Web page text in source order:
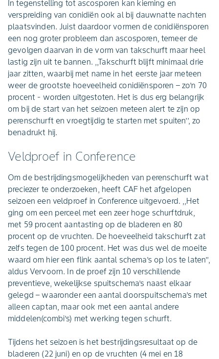
In tegenstelling tot ascosporen kan kieming en
verspreiding van conidiën ook al bij dauwnatte nachten
plaatsvinden. Juist daardoor vormen de conidiënsporen
een nog groter probleem dan ascosporen, temeer de
gevolgen daarvan in de vorm van takschurft maar heel
lastig zijn uit te bannen. ,,Takschurft blijft minimaal drie
jaar zitten, waarbij met name in het eerste jaar meteen
weer de grootste hoeveelheid conidiënsporen – zo’n 70
procent - worden uitgestoten. Het is dus erg belangrijk
om bij de start van het seizoen meteen alert te zijn op
perenschurft en vroegtijdig te starten met spuiten’’, zo
benadrukt hij.
Veldproef in Conference
Om de bestrijdingsmogelijkheden van perenschurft wat
preciezer te onderzoeken, heeft CAF het afgelopen
seizoen een veldproef in Conference uitgevoerd. ,,Het
ging om een perceel met een zeer hoge schurftdruk,
met 59 procent aantasting op de bladeren en 80
procent op de vruchten. De hoeveelheid takschurft zat
zelfs tegen de 100 procent. Het was dus wel de moeite
waard om hier een flink aantal schema’s op los te laten’’,
aldus Vervoorn. In de proef zijn 10 verschillende
preventieve, wekelijkse spuitschema’s naast elkaar
gelegd – waaronder een aantal doorspuitschema’s met
alleen captan, maar ook met een aantal andere
middelen(combi’s) met werking tegen schurft.
Tijdens het seizoen is het bestrijdingsresultaat op de
bladeren (22 juni) en op de vruchten (4 mei en 18